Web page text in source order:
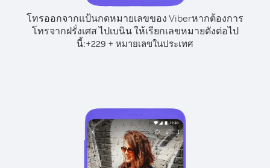
โทรออกจากแป้นกดหมายเลขของ Viberหากต้องการ
โทรจากฝรั่งเศส ไปเบนิน ให้เรียกเลขหมายดังต่อไป
นี้:+229 + หมายเลขในประเทศ